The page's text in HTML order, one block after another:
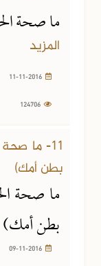
ما صحة
المزيد
11- ما
بطن أمك)
ما صحة
بطن أمك)